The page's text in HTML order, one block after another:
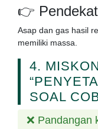
👉
Asap dan gas hasil
memiliki massa.
4.
SOAL
❌ Pandangan